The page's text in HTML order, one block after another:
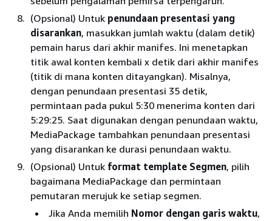
(Opsional) Untuk penundaan presentasi yang
disarankan, masukkan jumlah waktu (dalam detik)
pemain harus dari akhir manifes. Ini menetapkan
titik awal konten kembali x detik dari akhir manifes
(titik di mana konten ditayangkan). Misalnya,
dengan penundaan presentasi 35 detik,
permintaan pada pukul 5:30 menerima konten dari
5:29:25. Saat digunakan dengan penundaan waktu,
MediaPackage tambahkan penundaan presentasi
yang disarankan ke durasi penundaan waktu.
(Opsional) Untuk format template Segmen, pilih
bagaimana MediaPackage dan permintaan
pemutaran merujuk ke setiap segmen.
Jika Anda memilih Nomor dengan garis waktu,